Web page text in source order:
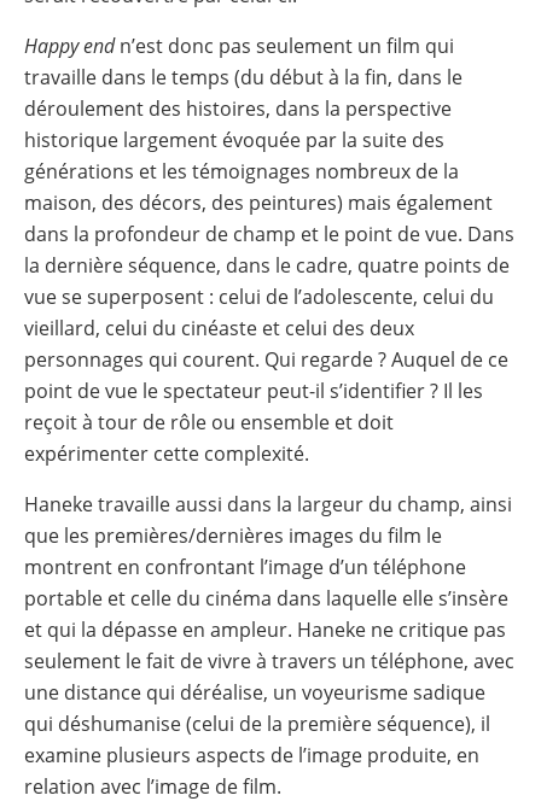
Happy endn’est donc pas seulement un film qui
travaille dans le temps (du début à la fin, dans le
déroulement des histoires, dans la perspective
historique largement évoquée par la suite des
générations et les témoignages nombreux de la
maison, des décors, des peintures) mais également
dans la profondeur de champ et le point de vue. Dans
la dernière séquence, dans le cadre, quatre points de
vue se superposent : celui de l’adolescente, celui du
vieillard, celui du cinéaste et celui des deux
personnages qui courent. Qui regarde ? Auquel de ce
point de vue le spectateur peut-il s’identifier ? Il les
reçoit à tour de rôle ou ensemble et doit
expérimenter cette complexité.
Haneke travaille aussi dans la largeur du champ, ainsi
que les premières/dernières images du film le
montrent en confrontant l’image d’un téléphone
portable et celle du cinéma dans laquelle elle s’insère
et qui la dépasse en ampleur. Haneke ne critique pas
seulement le fait de vivre à travers un téléphone, avec
une distance qui déréalise, un voyeurisme sadique
qui déshumanise (celui de la première séquence), il
examine plusieurs aspects de l’image produite, en
relation avec l’image de film.